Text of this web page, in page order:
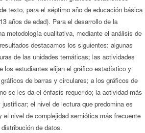
texto, para el séptimo año de educación básica
años de edad). Para el desarrollo de la
metodología cualitativa, mediante el análisis de
destacamos los siguientes: algunas
de las unidades temáticas; las actividades
los estudiantes elijan el gráfico estadístico y
de barras y circulares; a los gráficos de
se les da el énfasis requerido; la actividad más
el nivel de lectura que predomina es
el nivel de complejidad semiótica más frecuente
de datos.